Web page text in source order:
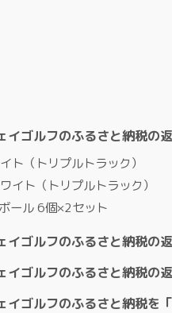
イゴルフのふるさと納税の
ト（トリプルトラック）
イト（トリプルトラック）
ール 6個×2セット
イゴルフのふるさと納税の
イゴルフのふるさと納税の
イゴルフのふるさと納税を